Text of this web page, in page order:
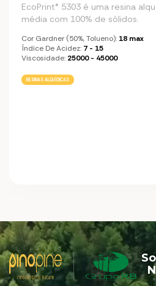
EcoPrint® 5303 é uma resina
média com 100% de sólidos.
Cor Gardner (50%, Tolueno): 18 max
Índice De Acidez: 7 - 15
Viscosidade: 25000 - 45000
RESINAS ALQUÍDICAS